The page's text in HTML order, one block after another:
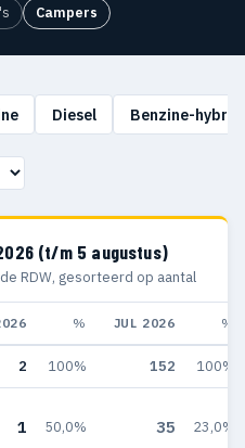
Campers
Diesel Benzine-
(t/m 5 augustus)
RDW, gesorteerd op aantal
% JUL 2026 %
2 100% 152 100%
1 50,0% 35 23,0%